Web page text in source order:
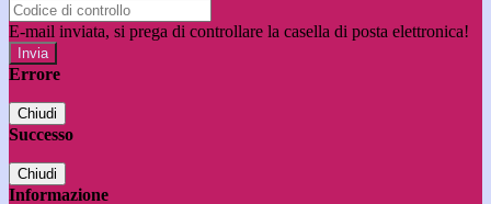
E-mail inviata, si prega di controllare la casella di posta elettronica!
Errore
Chiudi
Successo
Chiudi
Informazione